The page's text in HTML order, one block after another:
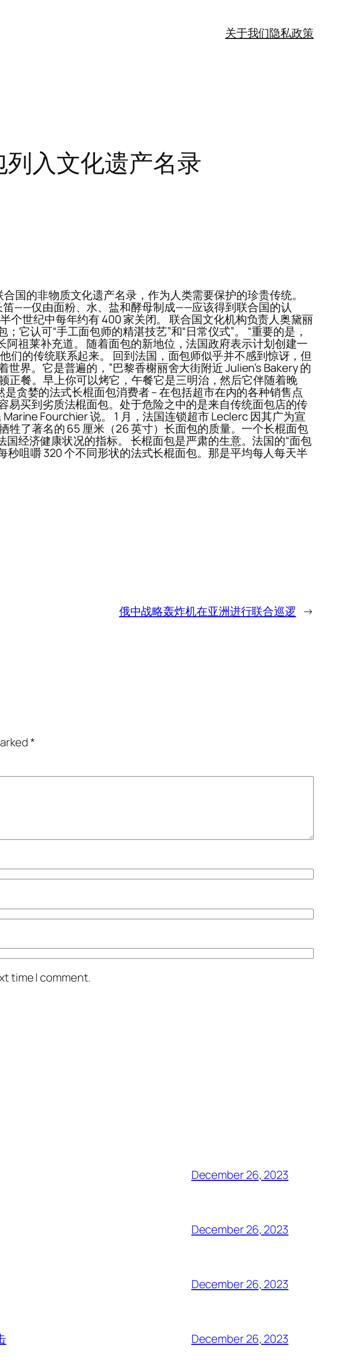
关于我们隐私政策
入文化遗产名录
的非物质文化遗产名录，作为人类需要保护的珍贵传统。
——仅由面粉、水、盐和酵母制成——应该得到联合国的认
个世纪中每年约有 400 家关闭。 联合国文化机构负责人奥黛丽
它认可“手工面包师的精湛技艺”和“日常仪式”。 “重要的是，
祖莱补充道。 随着面包的新地位，法国政府表示计划创建一
们的传统联系起来。 回到法国，面包师似乎并不感到惊讶，但
界。它是普遍的，”巴黎香榭丽舍大街附近 Julien’s Bakery 的
正餐。早上你可以烤它，午餐它是三明治，然后它伴随着晚
贪婪的法式长棍面包消费者 – 在包括超市在内的各种销售点
易买到劣质法棍面包。处于危险之中的是来自传统面包店的传
Fourchier 说。 1 月，法国连锁超市 Leclerc 因其广为宣
了著名的 65 厘米（26 英寸）长面包的质量。一个长棍面包
经济健康状况的指标。 长棍面包是严肃的生意。法国的“面包
咀嚼 320 个不同形状的法式长棍面包。那是平均每人每天半
俄中战略轰炸机在亚洲进行联合巡逻 →
*
time I comment.
December 26, 2023
December 26, 2023
December 26, 2023
December 26, 2023